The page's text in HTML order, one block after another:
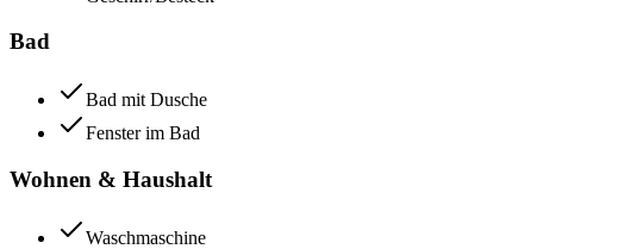
Bad
Bad mit Dusche
Fenster im Bad
Wohnen & Haushalt
Waschmaschine